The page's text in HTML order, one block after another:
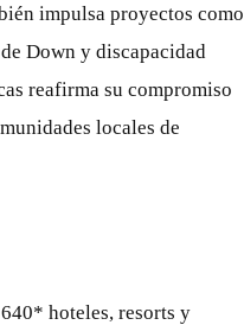
impulsa proyectos como
Down y discapacidad
reafirma su compromiso
locales de
hoteles, resorts y